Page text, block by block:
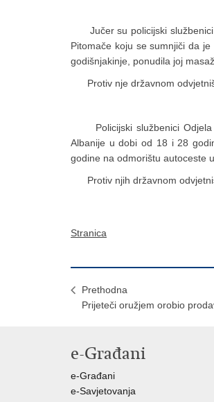
Jučer su policijski službenici I
Pitomače koju se sumnjiči da
godišnjakinje, ponudila joj
Protiv nje državnom
Policijski službenici Odjela
Albanije u dobi od 18 i 28
godine na odmorištu autoceste
Protiv njih državnom
Stranica
Prethodna
Prijeteči oružjem orobio
e-Građani
e-Građani
e-Savjetovanja